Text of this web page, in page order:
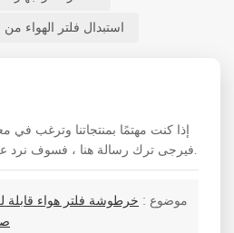
استبدال فلتر الهواء من أطلس
إذا كنت مهتمًا بمنتجاتنا وترغب في
فيرجى ترك رسالة هنا ، فسوف نرد عليك في أقرب وقت ممكن.
موضوع :